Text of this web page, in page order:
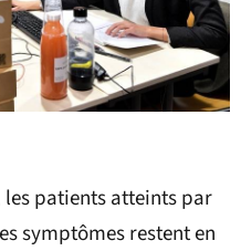
les patients atteints par
symptômes restent en